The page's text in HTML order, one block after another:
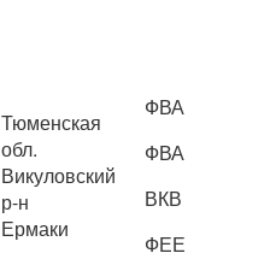
Тюменская
обл.
Викуловский
р-н
Ермаки
ФВА
ФВА
ВКВ
ФЕЕ